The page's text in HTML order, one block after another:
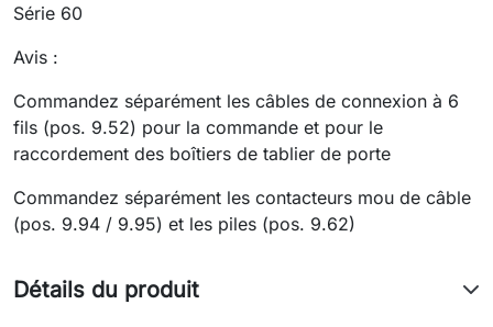
Série 60
Avis :
Commandez séparément les câbles de connexion à 6
fils (pos. 9.52) pour la commande et pour le
raccordement des boîtiers de tablier de porte
Commandez séparément les contacteurs mou de câble
(pos. 9.94 / 9.95) et les piles (pos. 9.62)
Détails du produit